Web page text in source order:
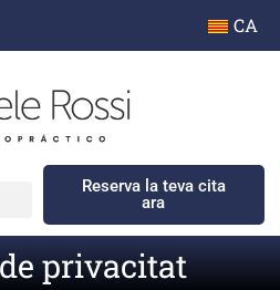
CA
Reserva la teva cita
ara
privacitat